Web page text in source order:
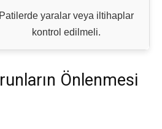
Patilerde yaralar veya iltihaplar
kontrol edilmeli.
Önlenmesi